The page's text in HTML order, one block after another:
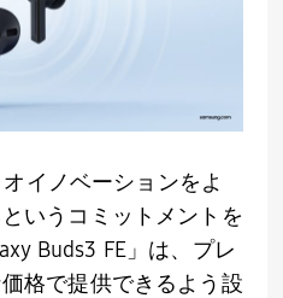
イノベーションをよ
いうコミットメントを
Buds3 FE 」は、プレ
格で提供できるよう設